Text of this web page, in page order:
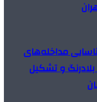
مداخله‌های
و تشکیل